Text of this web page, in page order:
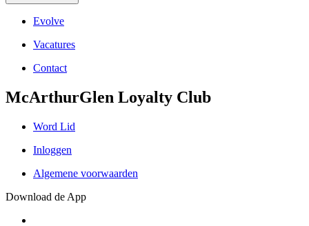
Evolve
Vacatures
Contact
McArthurGlen Loyalty Club
Word Lid
Inloggen
Algemene voorwaarden
Download de App